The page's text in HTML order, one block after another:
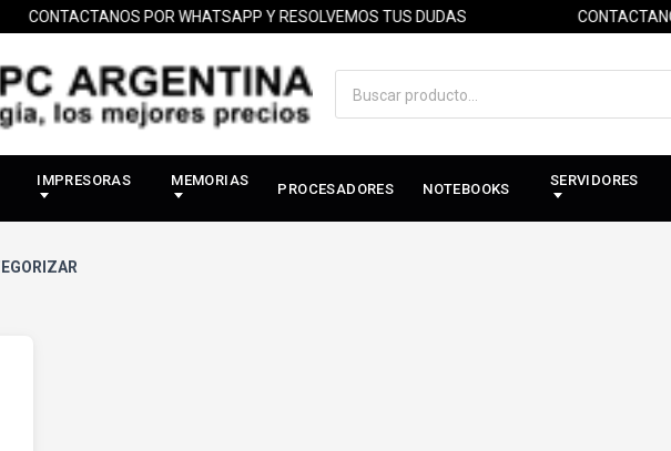
CONTACTANOS POR WHATSAPP Y RESOLVEMOS TUS DUDAS
IMPRESORAS MEMORIAS PROCESADORES NOTEBOOKS SERVIDORES